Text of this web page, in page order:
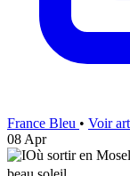
France Bleu • Voir
08 Apr